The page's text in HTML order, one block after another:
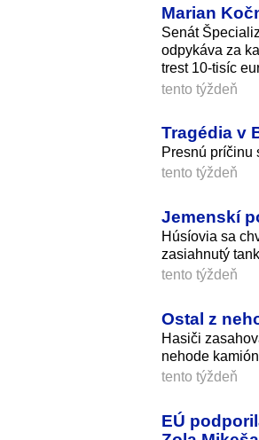
Marian
Senát
odpykáva za
trest 10-tisíc
tento týždeň
Tragédia v
Presnú príčinu
tento týždeň
Jemenskí
Húsíovia sa
zasiahnutý
tento týždeň
Ostal z
Hasiči
nehode
tento týždeň
EÚ